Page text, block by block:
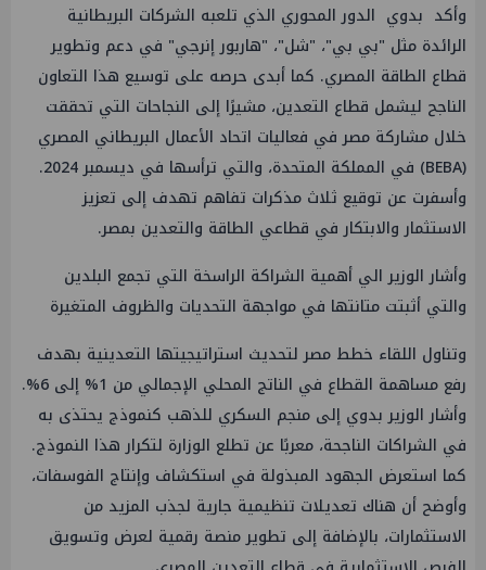
وأكد بدوي الدور المحوري الذي تلعبه الشركات البريطانية
الرائدة مثل "بي بي"، "شل"، "هاربور إنرجي" في دعم وتطوير
قطاع الطاقة المصري. كما أبدى حرصه على توسيع هذا التعاون
الناجح ليشمل قطاع التعدين، مشيرًا إلى النجاحات التي تحققت
خلال مشاركة مصر في فعاليات اتحاد الأعمال البريطاني المصري
(BEBA) في المملكة المتحدة، والتي ترأسها في ديسمبر 2024.
وأسفرت عن توقيع ثلاث مذكرات تفاهم تهدف إلى تعزيز
الاستثمار والابتكار في قطاعي الطاقة والتعدين بمصر.
وأشار الوزير الي أهمية الشراكة الراسخة التي تجمع البلدين
والتي أثبتت متانتها في مواجهة التحديات والظروف المتغيرة
وتناول اللقاء خطط مصر لتحديث استراتيجيتها التعدينية بهدف
رفع مساهمة القطاع في الناتج المحلي الإجمالي من 1% إلى 6%.
وأشار الوزير بدوي إلى منجم السكري للذهب كنموذج يحتذى به
في الشراكات الناجحة، معربًا عن تطلع الوزارة لتكرار هذا النموذج.
كما استعرض الجهود المبذولة في استكشاف وإنتاج الفوسفات،
وأوضح أن هناك تعديلات تنظيمية جارية لجذب المزيد من
الاستثمارات، بالإضافة إلى تطوير منصة رقمية لعرض وتسويق